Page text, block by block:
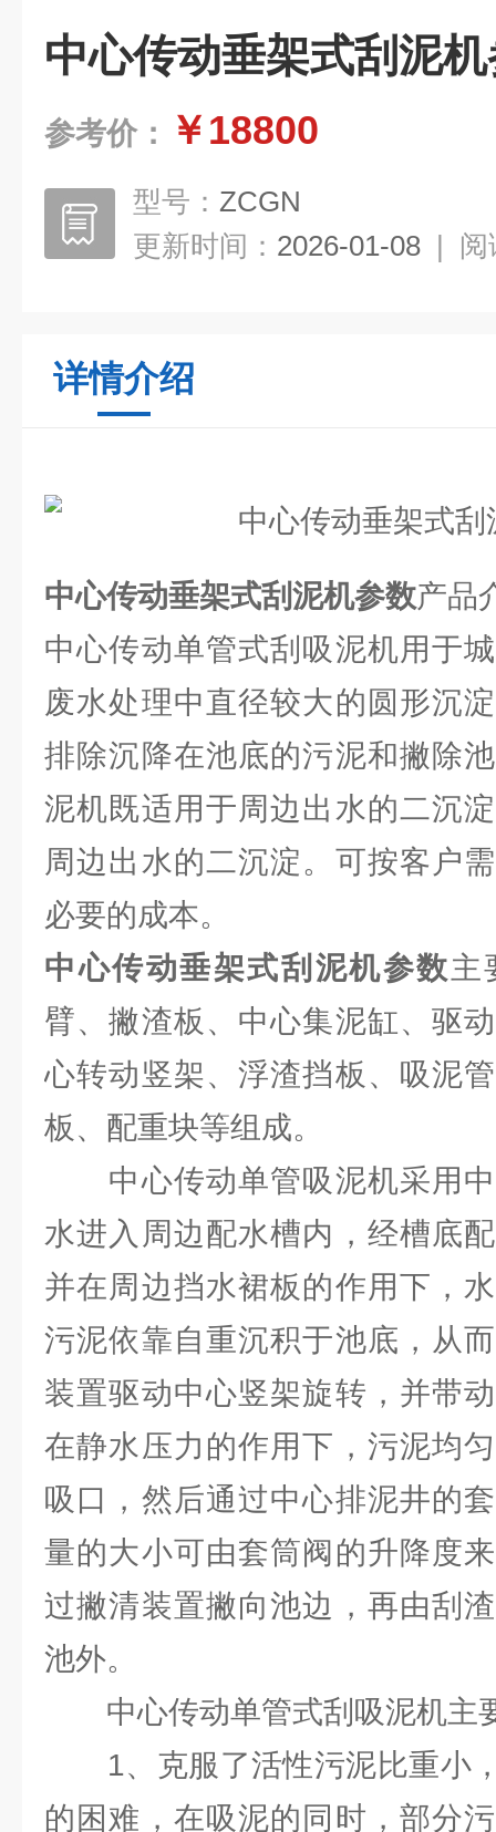
中心传动垂架式刮泥
参考价： ￥18800
型号： ZCGN
更新时间： 2026-01-08 | 阅
详情介绍
中心传动垂架式刮泥机参数产品
中心传动单管式刮吸泥机用于
废水处理中直径较大的圆形沉
排除沉降在池底的污泥和撇除
泥机既适用于周边出水的二沉
周边出水的二沉淀。可按客户
必要的成本。
中心传动垂架式刮泥机参数主
臂、撇渣板、中心集泥缸、驱
心转动竖架、浮渣挡板、吸泥
板、配重块等组成。
中心传动单管吸泥机采用中
水进入周边配水槽内，经槽底
并在周边挡水裙板的作用下，
污泥依靠自重沉积于池底，从
装置驱动中心竖架旋转，并带
在静水压力的作用下，污泥均
吸口，然后通过中心排泥井的
量的大小可由套筒阀的升降度
过撇清装置撇向池边，再由刮
池外。
中心传动单管式刮吸泥机主
1、克服了活性污泥比重小
的困难，在吸泥的同时，部分